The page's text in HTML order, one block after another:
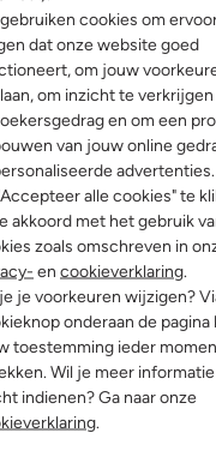
cookies om
dat onze website goed
om jouw
om inzicht te verkrijgen
en om een
van jouw online
alle cookies" te
akkoord met het gebruik
zoals omschreven in
en cookieverklaring
je voorkeuren wijzigen?
onderaan de pagina
toestemming ieder
Wil je meer
indienen? Ga naar onze
Laatste
-50%
Midi jurk
€ 199,95